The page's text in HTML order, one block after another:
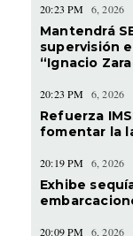
20:23 PM 6, 2026
Mantendrá
supervisión
“Ignacio
20:23 PM 6, 2026
Refuerza
fomentar la
20:19 PM 6, 2026
Exhibe
20:09 PM 6, 2026